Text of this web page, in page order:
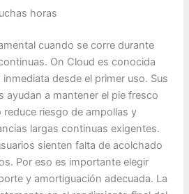
horas
cuando se corre durante
On Cloud es conocida
desde el primer uso. Sus
ayudan a mantener el pie fresco
reduce riesgo de ampollas y
largas continuas exigentes.
sienten falta de acolchado
Por eso es importante elegir
y amortiguación adecuada. La